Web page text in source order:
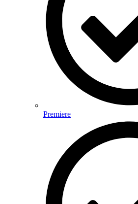
Premiere